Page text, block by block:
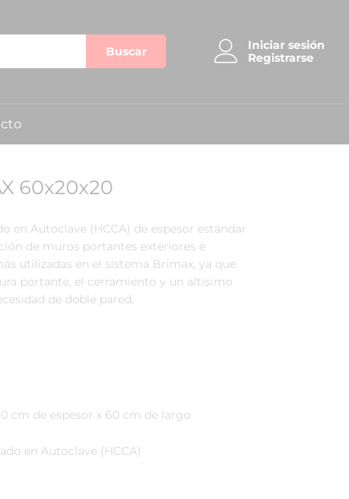
Buscar
Iniciar sesión
Registrarse
60x20x20
en Autoclave (HCCA) de espesor estándar
de muros portantes exteriores e
utilizadas en el sistema Brimax, ya que
portante, el cerramiento y un altísimo
de doble pared.
cm de espesor x 60 cm de largo
en Autoclave (HCCA)